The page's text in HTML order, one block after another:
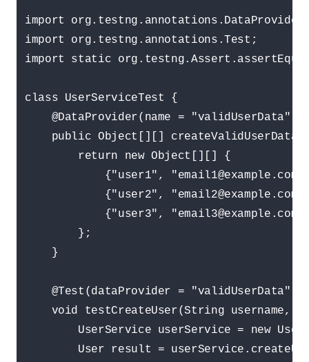
import
import org.testng.annotations.Test;
import static
class UserServiceTest {
    @DataProvider(name = "validUserData")
public Object[][]
        return new Object[][] {
{"user1",
{"user2",
{"user3",
        };
    }
    @Test(dataProvider = "validUserData")
void testCreateUser(String username,
UserService userService = new
User result =